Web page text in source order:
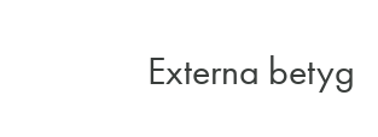
Externa betyg